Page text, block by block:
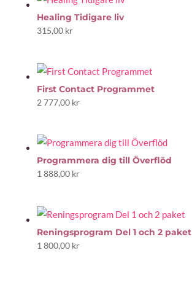
Healing Tidigare liv
315,00 kr
First Contact Programmet
2 777,00 kr
Programmera dig till Överflöd
1 888,00 kr
Reningsprogram Del 1 och 2 paket
1 800,00 kr